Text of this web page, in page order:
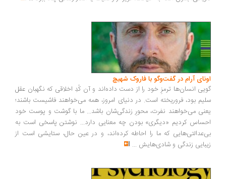
آرام در گفت‌وگو با فاروک شهیچ‭
انسان‌ها ترمزِ خود را از دست داده‌اند و آن کُدِ اخلاقی که نگهبان عقل
بود، فروریخته است. در دنیای امروز، همه می‌خواهند فاشیست باشند؛
می‌خواهند نفرت، محورِ زندگی‌شان باشد... ما با گوشت و پوست خود
کردیم «دیگری» بودن چه معنایی دارد... نوشتن پاسخی است به
که ما را احاطه کرده‌اند، و در عین حال، ستایشی است از
زندگی و شادی‌هایش...